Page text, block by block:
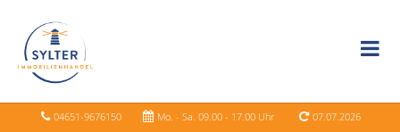
04651-9676150 Mo. - Sa. 09.00 - 17.00 Uhr
07.07.2026